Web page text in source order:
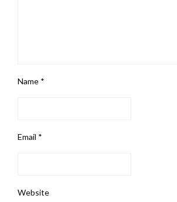
Name *
Email *
Website